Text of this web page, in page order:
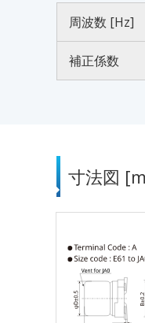
周波数 [Hz]
補正係数
寸法図